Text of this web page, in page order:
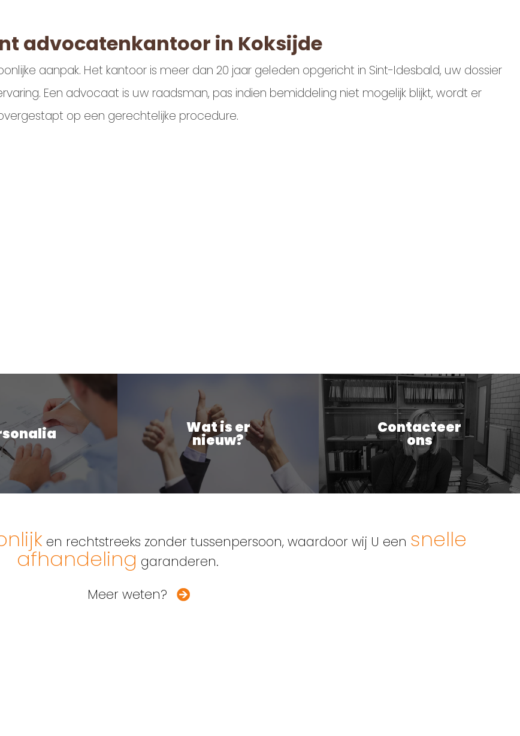
advocatenkantoor in Koksijde
aanpak. Het kantoor is meer dan 20 jaar geleden opgericht in Sint-Idesbald, uw dossier
Een advocaat is uw raadsman, pas indien bemiddeling niet mogelijk blijkt, wordt er
op een gerechtelijke procedure.
Wat is er
nieuw?
Contacteer
ons
en rechtstreeks zonder tussenpersoon, waardoor wij U een snelle
afhandeling garanderen.
Meer weten?